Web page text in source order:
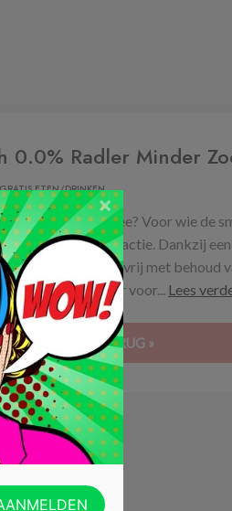
0.0% Radler Minder
GRATIS ETEN/DRINKEN
Doe jij ook mee? Voor wie de
Grolsch 0.0% actie. Dankzij
0.0% alcoholvrij met behoud
dorstlesser voor... Lees
HIER JE GELD TERUG »
×